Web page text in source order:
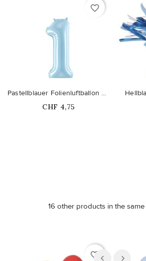
favorite_border
Pastellblauer Folienluftballon Nummer 1
Price
CHF 4,75
16 other products in the
favorite_border